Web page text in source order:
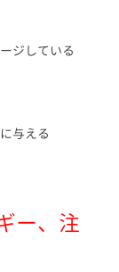
ジしている
与える
ー、注